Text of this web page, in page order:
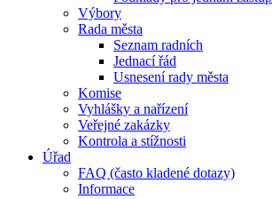
Výbory
Rada města
Seznam radních
Jednací řád
Usnesení rady města
Komise
Vyhlášky a nařízení
Veřejné zakázky
Kontrola a stížnosti
Úřad
FAQ (často kladené dotazy)
Informace